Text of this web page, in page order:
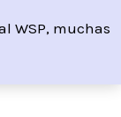
WSP, muchas